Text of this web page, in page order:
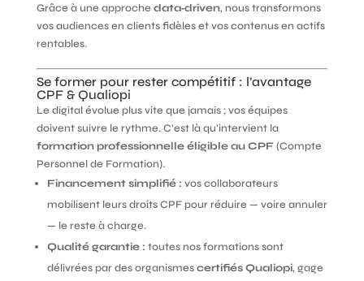
Grâce à une approche data‑driven, nous transformons
vos audiences en clients fidèles et vos contenus en actifs
rentables.
Se former pour rester compétitif : l’avantage
CPF & Qualiopi
Le digital évolue plus vite que jamais ; vos équipes
doivent suivre le rythme. C’est là qu’intervient la
formation professionnelle éligible au CPF(Compte
Personnel de Formation).
Financement simplifié : vos collaborateurs
mobilisent leurs droits CPF pour réduire — voire annuler
— le reste à charge.
Qualité garantie : toutes nos formations sont
délivrées par des organismescertifiés Qualiopi, gage